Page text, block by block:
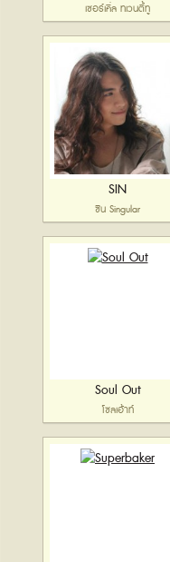
เซอร์เคิ่ล ทเวนตี้ทู
SIN
ซิน Singular
Soul Out
โซลเอ้าท์